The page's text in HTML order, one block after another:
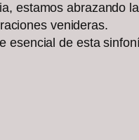
estamos abrazando
venideras.
esencial de esta